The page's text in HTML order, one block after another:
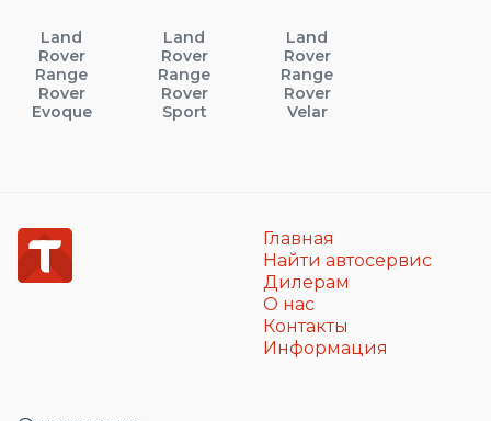
Land
Rover
Range
Rover
Evoque
Land
Rover
Range
Rover
Sport
Land
Rover
Range
Rover
Velar
Главная
Найти автосервис
Дилерам
О нас
Контакты
Информация